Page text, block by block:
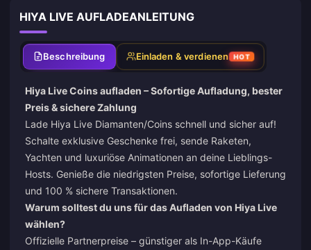
HIYA LIVE AUFLADEANLEITUNG
Beschreibung Einladen & verdienen HOT
Hiya Live Coins aufladen – Sofortige Aufladung, bester
Preis & sichere Zahlung
Lade Hiya Live Diamanten/Coins schnell und sicher auf!
Schalte exklusive Geschenke frei, sende Raketen,
Yachten und luxuriöse Animationen an deine Lieblings-
Hosts. Genieße die niedrigsten Preise, sofortige Lieferung
und 100 % sichere Transaktionen.
Warum solltest du uns für das Aufladen von Hiya Live
wählen?
Offizielle Partnerpreise – günstiger als In-App-Käufe